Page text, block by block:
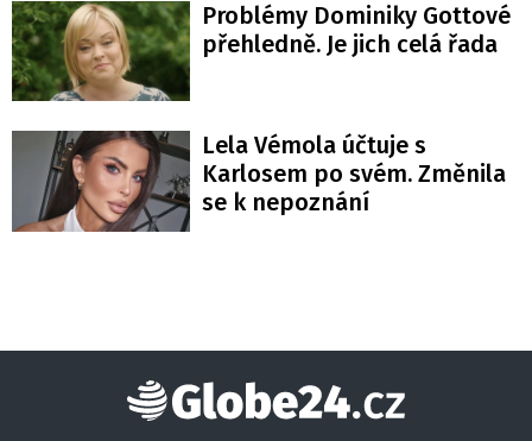
Problémy Dominiky Gottové
přehledně. Je jich celá řada
Lela Vémola účtuje s
Karlosem po svém. Změnila
se k nepoznání
Globe24